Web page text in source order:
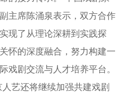
主席陈涌泉表示，双方合作
现了从理论深耕到实践探
怀的深度融合，努力构建一
戏剧交流与人才培养平台。
艺还将继续加强共建戏剧